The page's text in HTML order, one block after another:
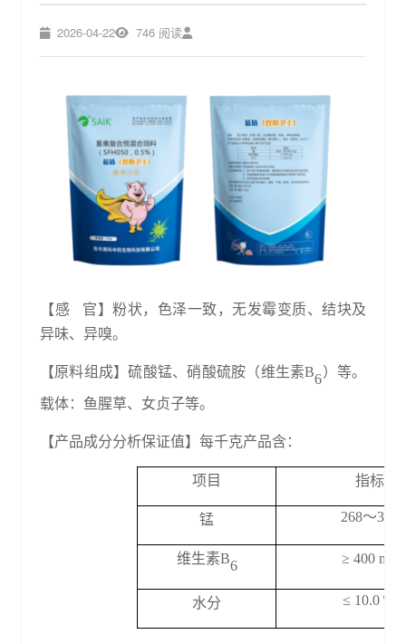
2026-04-22 746 阅读
【感 官】 粉状，色泽一致，无发霉变质、结块及
异味、异嗅。
【原料组成】硫酸锰、硝酸硫胺 （维生素B6） 等。
载体：鱼腥草、女贞子等。
【产品成分分析保证值】每千克产品含：
项目 指标
锰 268～30
维生素B6 ≥ 400 mg
水分 ≤ 10.0 ％